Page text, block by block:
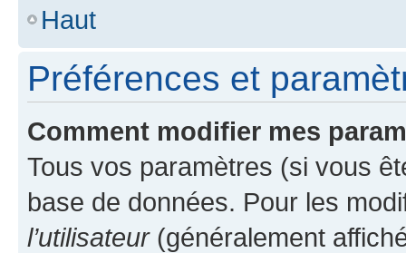
Haut
Préférences et
Comment modifier mes
Tous vos paramètres (si vous
base de données. Pour les
l’utilisateur(généralement